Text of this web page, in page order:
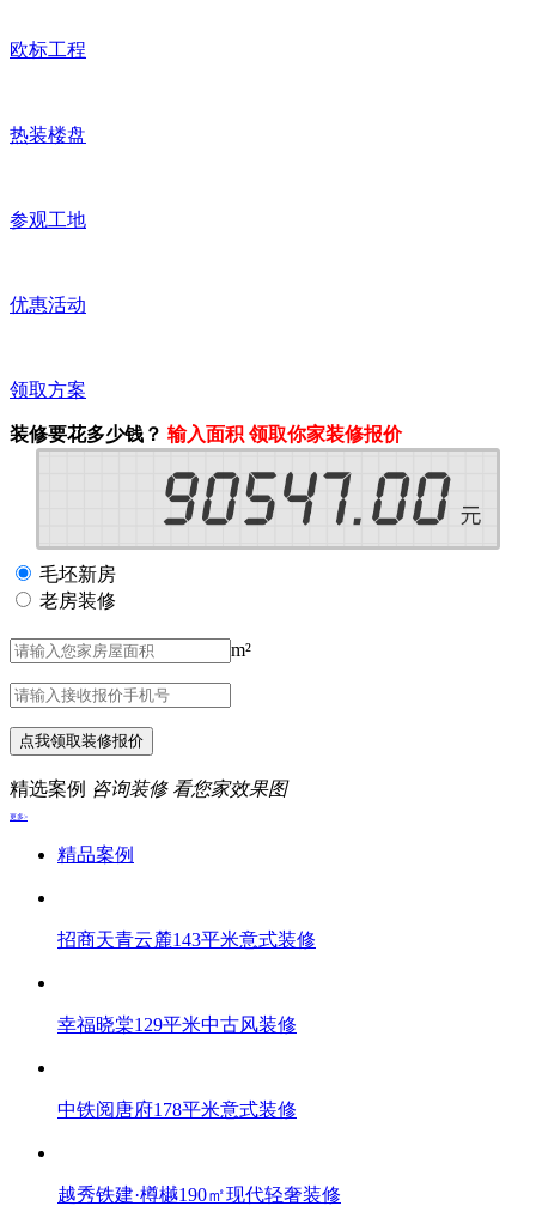
欧标工程
热装楼盘
参观工地
优惠活动
领取方案
装修要花多少钱？ 输入面积 领取你家装修报价
毛坯新房
老房装修
m²
点我领取装修报价
精选案例 咨询装修 看您家效果图
更多>
精品案例
招商天青云麓143平米意式装修
幸福晓棠129平米中古风装修
中铁阅唐府178平米意式装修
越秀铁建·樽樾190㎡现代轻奢装修